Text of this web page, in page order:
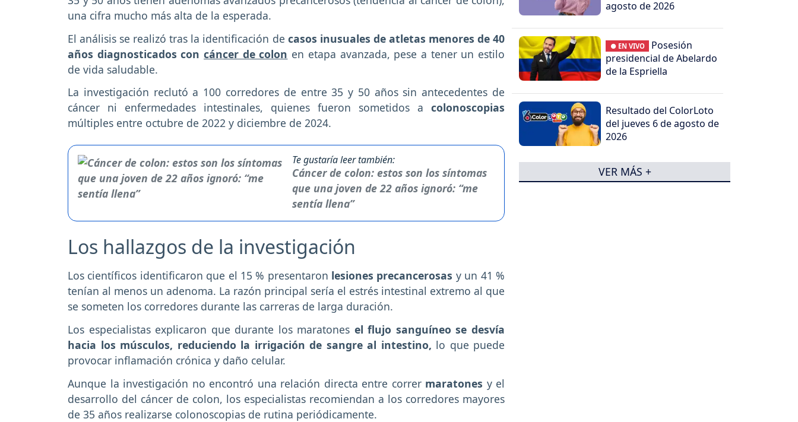
una cifra mucho más alta de la esperada.
El análisis se realizó tras la identificación de casos inusuales de atletas menores de 40
años diagnosticados concáncer de colon en etapa avanzada, pese a tener un estilo
de vida saludable.
La investigación reclutó a 100 corredores de entre 35 y 50 años sin antecedentes de
cáncer ni enfermedades intestinales, quienes fueron sometidos a colonoscopias
múltiples entre octubre de 2022 y diciembre de 2024.
Te gustaría leer también:
Cáncer de colon: estos son los síntomas
que una joven de 22 años ignoró: “me
sentía llena”
Los hallazgos de la investigación
Los científicos identificaron que el 15 % presentaron lesiones precancerosas y un 41 %
tenían al menos un adenoma. La razón principal sería el estrés intestinal extremo al que
se someten los corredores durante las carreras de larga duración.
Los especialistas explicaron que durante los maratones el flujo sanguíneo se desvía
hacia los músculos, reduciendo la irrigación de sangre al intestino, lo que puede
provocar inflamación crónica y daño celular.
Aunque la investigación no encontró una relación directa entre correr maratones y el
desarrollo del cáncer de colon, los especialistas recomiendan a los corredores mayores
de 35 años realizarse colonoscopias de rutina periódicamente.
agosto de 2026
● EN VIVO
Posesión
presidencial de Abelardo
de la Espriella
Resultado del ColorLoto
del jueves 6 de agosto de
2026
VER MÁS +